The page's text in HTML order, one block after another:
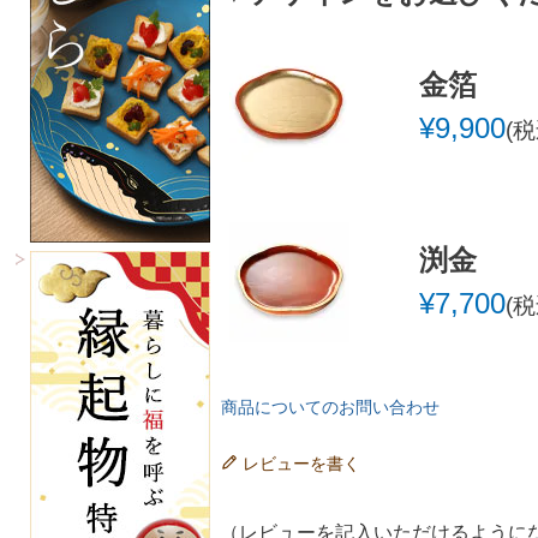
金箔
¥9,900
渕金
¥7,700
商品についてのお問い合わせ
レビューを書く
（レビューを記入いただけるように